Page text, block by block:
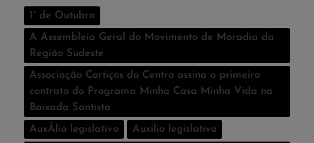
1° de Outubro
A Assembleia Geral do Movimento de Moradia da
Região Sudeste
Associação Cortiços do Centro assina o primeiro
contrato do Programa Minha Casa Minha Vida na
Baixada Santista
AuxÃ­lio legislativo Auxí­lio legislativo